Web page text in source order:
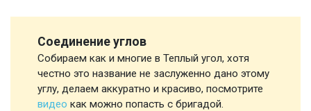
Соединение углов
Собираем как и многие в Теплый угол, хотя
честно это название не заслуженно дано этому
углу, делаем аккуратно и красиво, посмотрите
видео как можно попасть с бригадой.